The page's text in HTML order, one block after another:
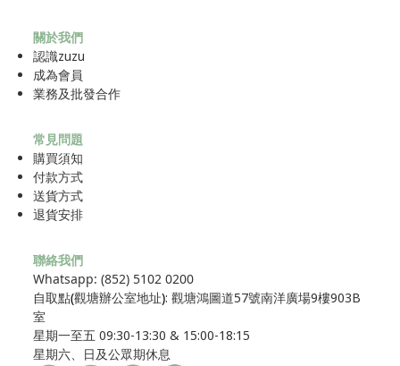
關於我們
認識zuzu
成為會員
業務及批發合作
常見問題
購買須知
付款方式
送貨方式
退貨安排
聯絡我們
Whatsapp: (852) 5102 0200
自取點(觀塘辦公室地址): 觀塘鴻圖道57號南洋廣場9樓903B
室
星期一至五 09:30-13:30 & 15:00-18:15
星期六、日及公眾期休息